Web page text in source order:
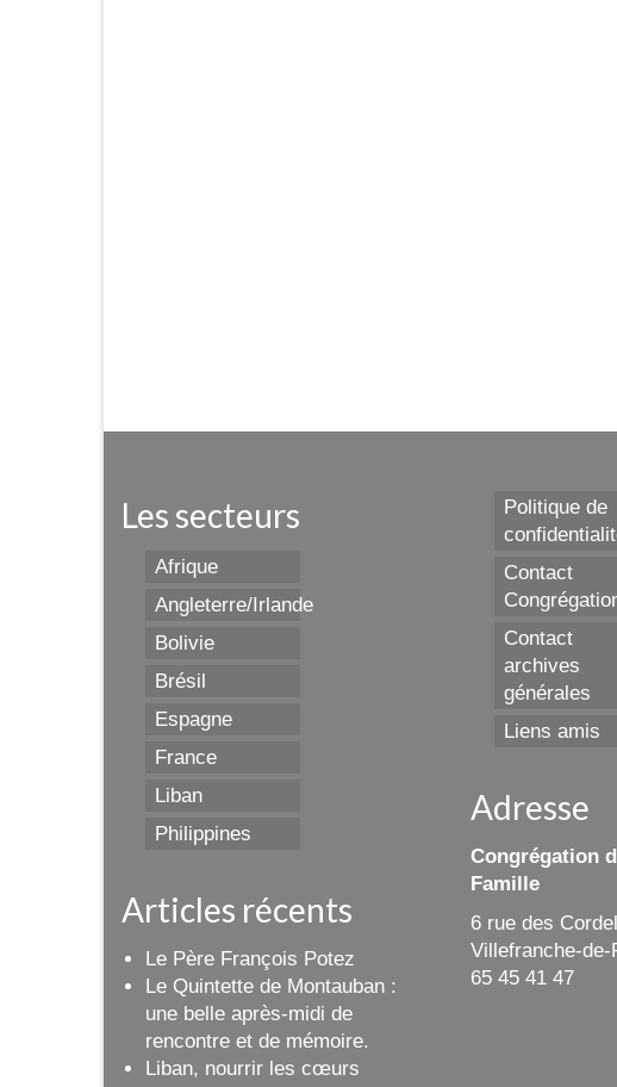
Les secteurs
Afrique
Angleterre/Irlande
Bolivie
Brésil
Espagne
France
Liban
Philippines
Articles récents
Le Père François Potez
Le Quintette de Montauban :
une belle après-midi de
rencontre et de mémoire.
Liban, nourrir les cœurs
Politique de
Contact
Contact
archives
générales
Liens amis
Adresse
Congrégation
Famille
6 rue des
Villefranche-de-
65 45 41 47